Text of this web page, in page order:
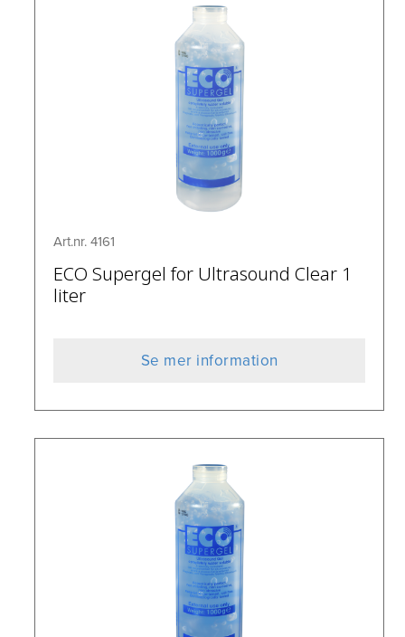
Art.nr. 4161
ECO Supergel for Ultrasound Clear 1
liter
Se mer information